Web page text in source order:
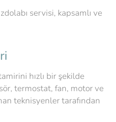
servisi, kapsamlı ve
hızlı bir şekilde
termostat, fan, motor ve
teknisyenler tarafından